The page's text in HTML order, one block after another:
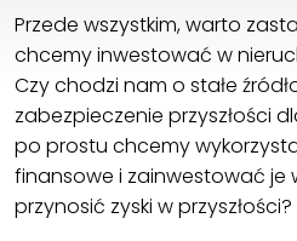
Przede wszystkim, warto
chcemy inwestować w
Czy chodzi nam o stałe
zabezpieczenie przyszłości
po prostu chcemy
finansowe i zainwestować je
przynosić zyski w przyszłości?